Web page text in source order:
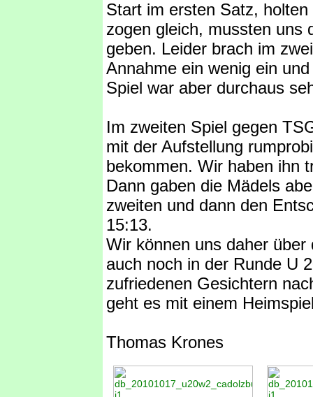
Start im ersten Satz,
zogen gleich, mussten uns
geben. Leider brach im
Annahme ein wenig ein
Spiel war aber durchaus
Im zweiten Spiel gegen
mit der Aufstellung
bekommen. Wir haben ihn
Dann gaben die Mädels
zweiten und dann den
15:13.
Wir können uns daher
auch noch in der Runde U
zufriedenen Gesichtern
geht es mit einem
Thomas Krones